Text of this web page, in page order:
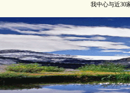
我中心与近30